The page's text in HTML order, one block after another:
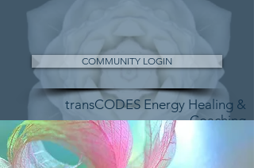
COMMUNITY LOGIN
transCODES Energy Healing &
Coaching